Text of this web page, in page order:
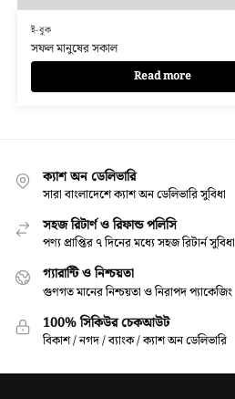
ই-বুক
সফল মানুষের সকাল
Read more
ক্যাশ অন ডেলিভারি
সারা বাংলাদেশে ক্যাশ অন ডেলিভারি সুবিধা
সহজ রিটার্ণ ও রিফান্ড পলিসি
পণ্য প্রাপ্তির ৭ দিনের মধ্যে সহজ রিটার্ন সুবিধা
গ্যারান্টি ও নিশ্চয়তা
গুণগত মানের নিশ্চয়তা ও নিরাপদ প্যাকেজিং
100% সিকিউর চেকআউট
বিকাশ / নগদ / ব্যাংক / ক্যাশ অন ডেলিভারি